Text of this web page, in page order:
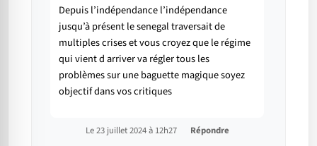
Depuis l’indépendance l’indépendance
jusqu’à présent le senegal traversait de
multiples crises et vous croyez que le régime
qui vient d arriver va régler tous les
problèmes sur une baguette magique soyez
objectif dans vos critiques
Le 23 juillet 2024 à 12h27 Répondre